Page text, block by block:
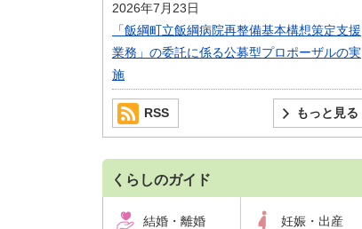
2026年7月23日
「飯綱町立飯綱病院再整備基本構想策定支援
業務」の委託に係る公募型プロポーザルの実
施
もっと見る
RSS
くらしのガイド
結婚・離婚 妊娠・出産